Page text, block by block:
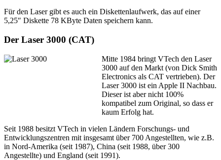
Für den Laser gibt es auch ein Diskettenlaufwerk, das auf einer
5,25″ Diskette 78 KByte Daten speichern kann.
Der Laser 3000 (CAT)
Mitte 1984 bringt VTech den Laser
3000 auf den Markt (von Dick Smith
Electronics als CAT vertrieben). Der
Laser 3000 ist ein Apple II Nachbau.
Dieser ist aber nicht 100%
kompatibel zum Original, so dass er
kaum Erfolg hat.
Seit 1988 besitzt VTech in vielen Ländern Forschungs- und
Entwicklungszentren mit insgesamt über 700 Angestellten, wie z.B.
in Nord-Amerika (seit 1987), China (seit 1988, über 300
Angestellte) und England (seit 1991).